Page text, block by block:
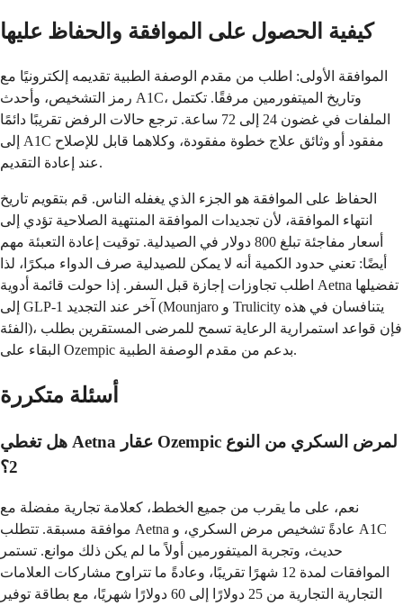
كيفية الحصول على الموافقة والحفاظ عليها
الموافقة الأولى: اطلب من مقدم الوصفة الطبية تقديمه إلكترونيًا مع
رمز التشخيص، وأحدث A1C، وتاريخ الميتفورمين مرفقًا. تكتمل
الملفات في غضون 24 إلى 72 ساعة. ترجع حالات الرفض تقريبًا دائمًا
إلى A1C مفقود أو وثائق علاج خطوة مفقودة، وكلاهما قابل للإصلاح
عند إعادة التقديم.
الحفاظ على الموافقة هو الجزء الذي يغفله الناس. قم بتقويم تاريخ
انتهاء الموافقة، لأن تجديدات الموافقة المنتهية الصلاحية تؤدي إلى
أسعار مفاجئة تبلغ 800 دولار في الصيدلية. توقيت إعادة التعبئة مهم
أيضًا: تعني حدود الكمية أنه لا يمكن للصيدلية صرف الدواء مبكرًا، لذا
اطلب تجاوزات إجازة قبل السفر. إذا حولت قائمة أدوية Aetna تفضيلها
إلى GLP-1 آخر عند التجديد (Mounjaro و Trulicity يتنافسان في هذه
الفئة)، فإن قواعد استمرارية الرعاية تسمح للمرضى المستقرين بطلب
البقاء على Ozempic بدعم من مقدم الوصفة الطبية.
أسئلة متكررة
هل تغطي Aetna عقار Ozempic لمرض السكري من النوع
2؟
نعم، على ما يقرب من جميع الخطط، كعلامة تجارية مفضلة مع
موافقة مسبقة. تتطلب Aetna عادةً تشخيص مرض السكري، و A1C
حديث، وتجربة الميتفورمين أولاً ما لم يكن ذلك موانع. تستمر
الموافقات لمدة 12 شهرًا تقريبًا، وعادةً ما تتراوح مشاركات العلامات
التجارية التجارية من 25 دولارًا إلى 60 دولارًا شهريًا، مع بطاقة توفير